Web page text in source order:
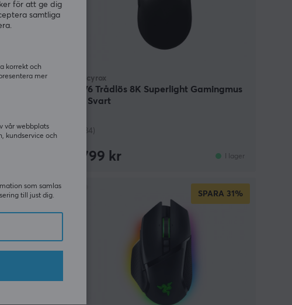
-
Scyrox
V6 Trådlös 8K Superlight Gamingmus
- Svart
(34)
799 kr I lager
SPARA 31%
för att ge dig
samtliga
korrekt och
mer
vår webbplats
kundservice och
som samlas
till just dig.